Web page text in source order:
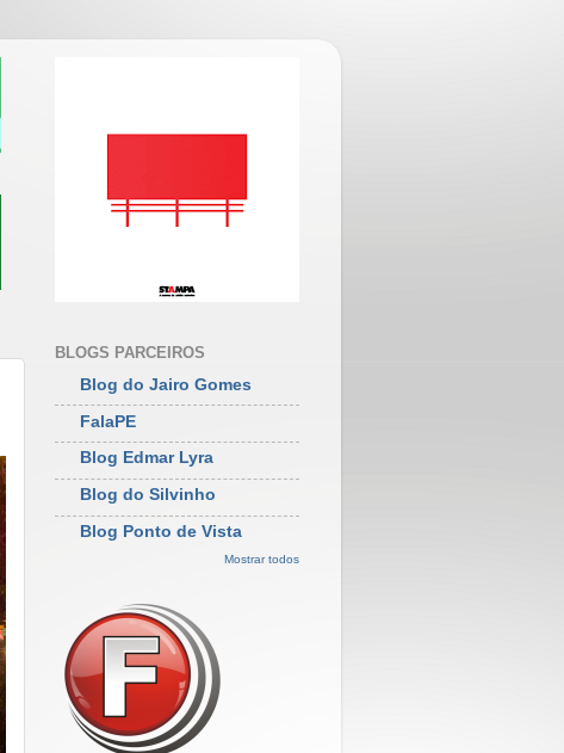
BLOGS PARCEIROS
Blog do Jairo Gomes
FalaPE
Blog Edmar Lyra
Blog do Silvinho
Blog Ponto de Vista
Mostrar todos